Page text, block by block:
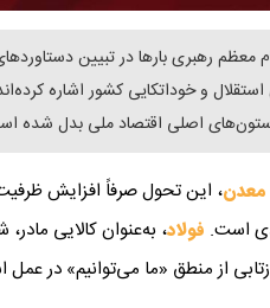
معظم رهبری بارها در تبیین
و خوداتکایی کشور اشاره
ستون‌های اصلی اقتصاد ملی بدل شده
معدن، این تحول صرفاً افزایش
است. فولاد، به‌عنوان کالایی
از منطق «ما می‌توانیم» در عمل